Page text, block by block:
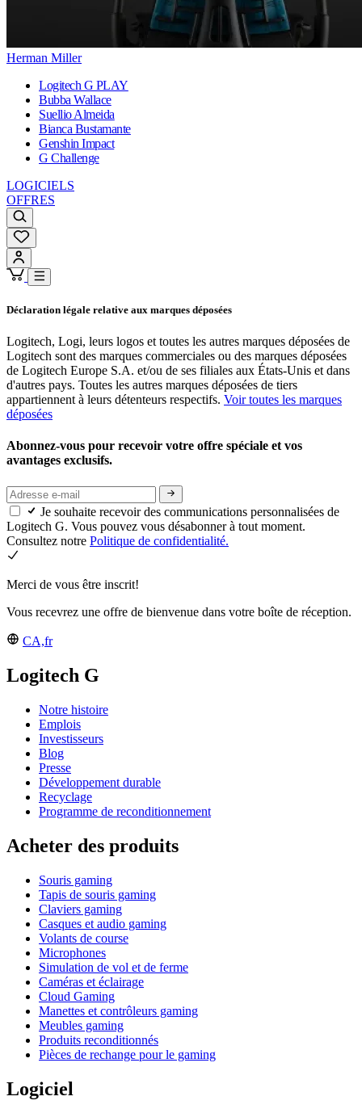
Herman Miller
Logitech G PLAY
Bubba Wallace
Suellio Almeida
Bianca Bustamante
Genshin Impact
G Challenge
LOGICIELS
OFFRES
Déclaration légale relative aux marques déposées
Logitech, Logi, leurs logos et toutes les autres marques déposées de
Logitech sont des marques commerciales ou des marques déposées
de Logitech Europe S.A. et/ou de ses filiales aux États-Unis et dans
d'autres pays. Toutes les autres marques déposées de tiers
appartiennent à leurs détenteurs respectifs. Voir toutes les marques
déposées
Abonnez-vous pour recevoir votre offre spéciale et vos
avantages exclusifs.
Je souhaite recevoir des communications personnalisées de
Logitech G. Vous pouvez vous désabonner à tout moment.
Consultez notre Politique de confidentialité.
Merci de vous être inscrit!
Vous recevrez une offre de bienvenue dans votre boîte de réception.
CA,fr
Logitech G
Notre histoire
Emplois
Investisseurs
Blog
Presse
Développement durable
Recyclage
Programme de reconditionnement
Acheter des produits
Souris gaming
Tapis de souris gaming
Claviers gaming
Casques et audio gaming
Volants de course
Microphones
Simulation de vol et de ferme
Caméras et éclairage
Cloud Gaming
Manettes et contrôleurs gaming
Meubles gaming
Produits reconditionnés
Pièces de rechange pour le gaming
Logiciel